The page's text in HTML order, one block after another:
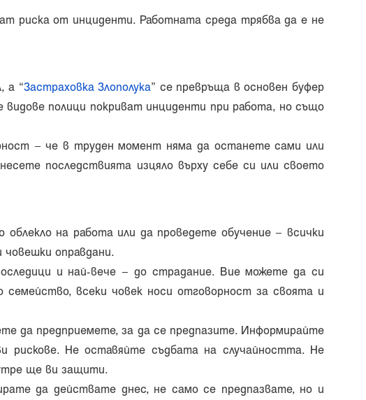
риска от инциденти. Работната среда трябва да е не
а “Застраховка Злополука” се превръща в основен буфер
видове полици покриват инциденти при работа, но също
– че в труден момент няма да останете сами или
последствията изцяло върху себе си или своето
на работа или да проведете обучение – всички
оправдани.
и най-вече – до страдание. Вие можете да си
всеки човек носи отговорност за своята и
да предприемете, за да се предпазите. Информирайте
рискове. Не оставяйте съдбата на случайността. Не
ще ви защити.
да действате днес, не само се предпазвате, но и